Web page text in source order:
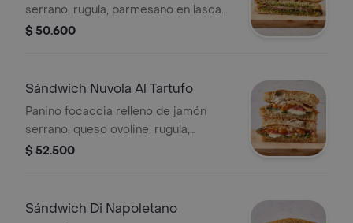
serrano, rugula, parmesano en lascas,
salsa de pesto y reducción de
$ 50.600
Sándwich Nuvola Al Tartufo
Panino focaccia relleno de jamón
serrano, queso ovoline, rugula,
uchuvas caramelizadas, parmesano
$ 52.500
Sándwich Di Napoletano